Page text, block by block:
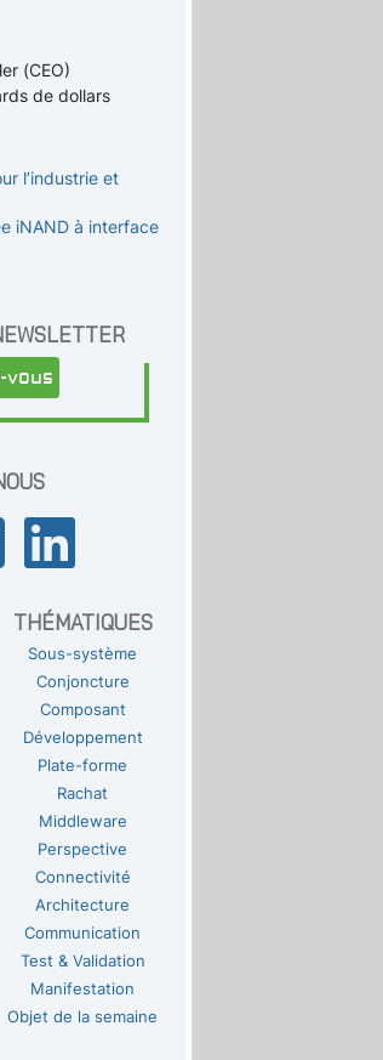
(CEO)
de dollars
l’industrie et
iNAND à interface
vous
THÉMATIQUES
Sous-système
Conjoncture
Composant
Développement
Plate-forme
Rachat
Middleware
Perspective
Connectivité
Architecture
Communication
Test & Validation
Manifestation
Objet de la semaine